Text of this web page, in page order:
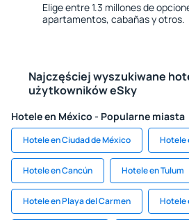
Elige entre 1.3 millones de
apartamentos, cabañas y otros.
Najczęściej wyszukiwane
użytkowników eSky
Hotele en México - Popularne miasta
Hotele en Ciudad de México Hotele
Hotele en Cancún Hotele en Tulum
Hotele en Playa del Carmen Hotele